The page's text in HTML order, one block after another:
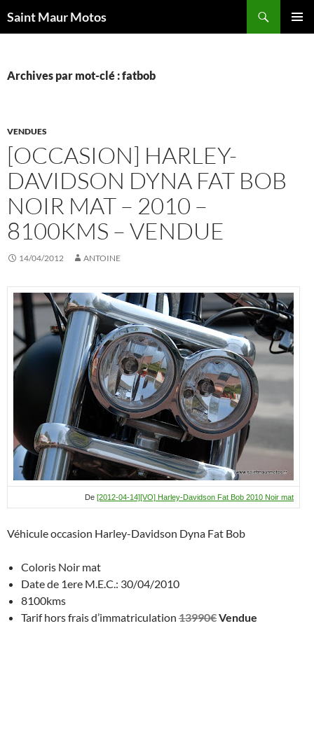
auSaint Maur Motos
Archives par mot-clé : fatbob
VENDUES
[OCCASION] HARLEY-
DAVIDSON DYNA FAT BOB
NOIR MAT – 2010 –
8100KMS – VENDUE
14/04/2012 ANTOINE
De [2012-04-14][VO] Harley-Davidson Fat Bob 2010 Noir mat
Véhicule occasion Harley-Davidson Dyna Fat Bob
Coloris Noir mat
Date de 1ere M.E.C.: 30/04/2010
8100kms
Tarif hors frais d’immatriculation 13990€Vendue